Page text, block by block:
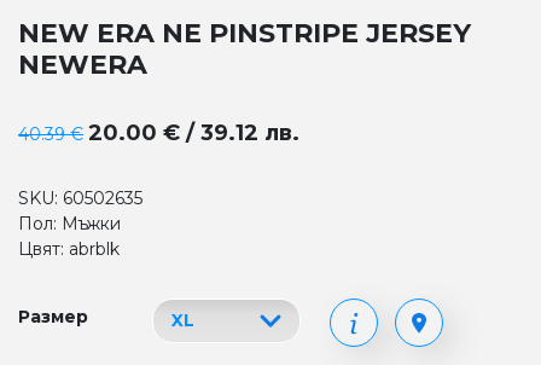
NEW ERA NE PINSTRIPE JERSEY
NEWERA
40.39 € 20.00 € / 39.12 лв.
SKU: 60502635
Пол: Мъжки
Цвят: abrblk
Размер